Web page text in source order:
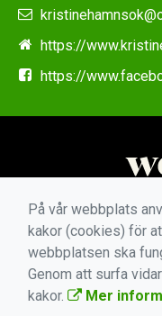
https://
https://
På vår webbplats
kakor (cookies) för
webbplatsen ska
Genom att surfa
kakor.
Mer